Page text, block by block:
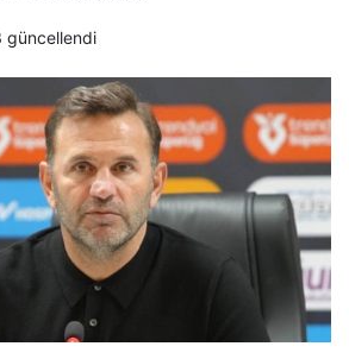
güncellendi